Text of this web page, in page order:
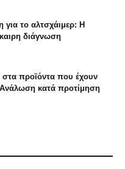
για το αλτσχάιμερ: Η
διάγνωση
στα προϊόντα που έχουν
κατά προτίμηση